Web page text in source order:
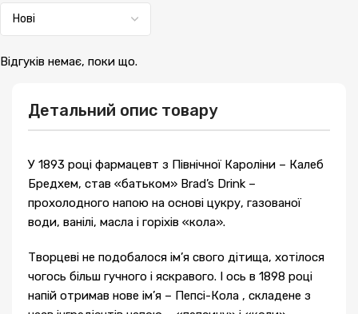
Детальний опис товару
У 1893 році фармацевт з Північної Кароліни – Калеб
Бредхем, став «батьком» Brad’s Drink –
прохолодного напою на основі цукру, газованої
води, ванілі, масла і горіхів «кола».
Творцеві не подобалося ім’я свого дітища, хотілося
чогось більш гучного і яскравого. І ось в 1898 році
напій отримав нове ім’я – Пепсі-Кола , складене з
Відгуків немає, поки що.